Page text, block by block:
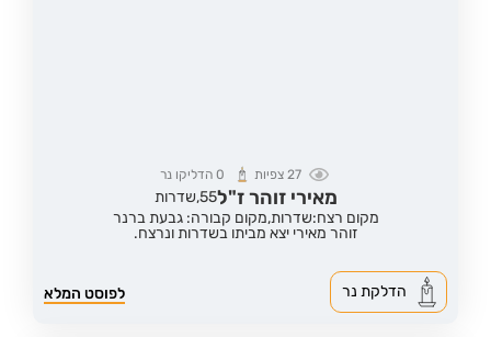
27 צפיות 0 הדליקו נר
מאירי זוהר ז"ל55, שדרות
מקום רצח:שדרות,מקום קבורה: גבעת ברנר
זוהר מאירי יצא מביתו בשדרות ונרצח.
לפוסט המלא הדלקת נר